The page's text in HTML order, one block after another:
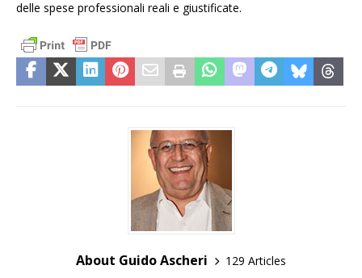
delle spese professionali reali e giustificate.
About Guido Ascheri
129 Articles